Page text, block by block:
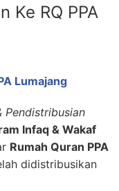
Ke RQ PPA
Lumajang
Pendistribusian
Infaq & Wakaf
Rumah Quran PPA
didistribusikan